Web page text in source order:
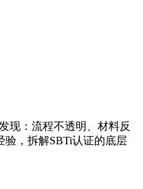
现：流程不透明、材料反
，拆解SBTi认证的底层